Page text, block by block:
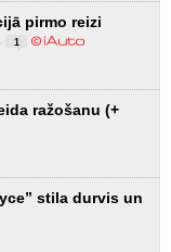
pirmo reizi
1
ražošanu (+
stila durvis un